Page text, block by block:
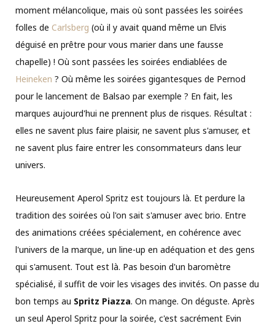
moment mélancolique, mais où sont passées les soirées
folles de Carlsberg (où il y avait quand même un Elvis
déguisé en prêtre pour vous marier dans une fausse
chapelle) ! Où sont passées les soirées endiablées de
Heineken ? Où même les soirées gigantesques de Pernod
pour le lancement de Balsao par exemple ? En fait, les
marques aujourd'hui ne prennent plus de risques. Résultat :
elles ne savent plus faire plaisir, ne savent plus s'amuser, et
ne savent plus faire entrer les consommateurs dans leur
univers.
Heureusement Aperol Spritz est toujours là. Et perdure la
tradition des soirées où l'on sait s'amuser avec brio. Entre
des animations créées spécialement, en cohérence avec
l'univers de la marque, un line-up en adéquation et des gens
qui s'amusent. Tout est là. Pas besoin d'un baromètre
spécialisé, il suffit de voir les visages des invités. On passe du
bon temps au Spritz Piazza. On mange. On déguste. Après
un seul Aperol Spritz pour la soirée, c'est sacrément Evin